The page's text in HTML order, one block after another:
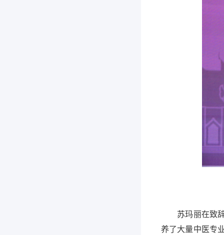
苏玛丽在致辞
养了大量中医专